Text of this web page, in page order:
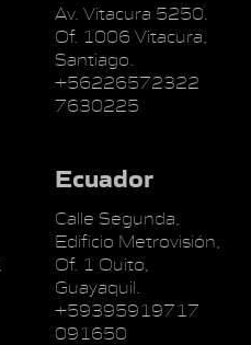
Av. Vitacura 5250.
Of. 1006 Vitacura,
Santiago.
+56226572322
7630225
Ecuador
Calle Segunda,
Edificio Metrovisión,
Of. 1 Quito,
Guayaquil.
+59395919717
091650